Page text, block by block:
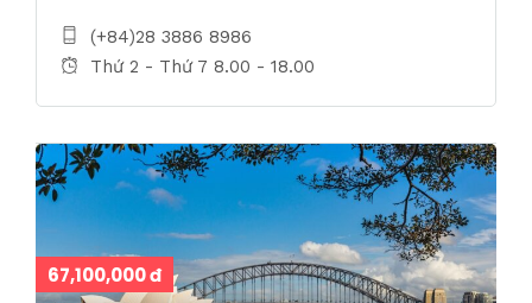
(+84)28 3886 8986
Thứ 2 - Thứ 7 8.00 - 18.00
67,100,000 đ